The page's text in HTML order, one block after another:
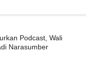
Podcast, Wali
Narasumber